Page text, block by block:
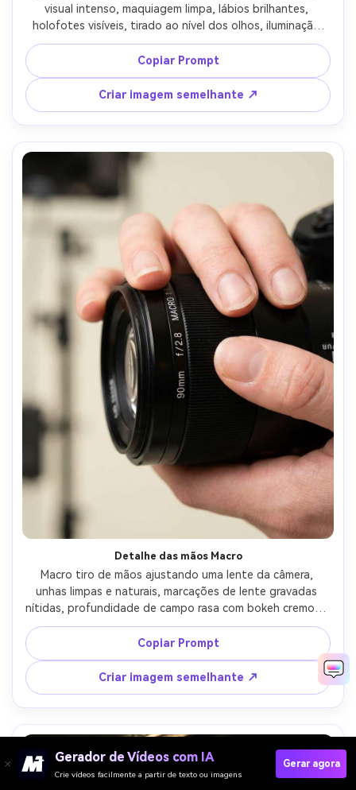
visual intenso, maquiagem limpa, lábios brilhantes,
holofotes visíveis, tirado ao nível dos olhos, iluminação
suave do prato de beleza, fundo neutro, olhar de
formato médio, Fujifilm GFX 100S, lente 110 mm, f/2,
olhos afiados, poros naturais, fotografia de beleza
editorial, fotorealista- -ar 4:5
Copiar Prompt
Criar imagem semelhante ↗
Detalhe das mãos Macro
Macro tiro de mãos ajustando uma lente da câmera,
unhas limpas e naturais, marcações de lente gravadas
nítidas, profundidade de campo rasa com bokeh cremoso,
luz de estúdio suave, tirado em Sony A7R V, lente macro
de 90mm, f/2.8, texturas ultra-detalhadas, vibração
fotorealista de detalhe do produto-AR 4:5
Copiar Prompt
Criar imagem semelhante ↗
Gerador de Vídeos com IA
Crie vídeos facilmente a partir de texto ou imagens
Gerar agora